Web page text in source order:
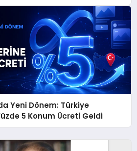
Yeni Dönem: Türkiye
5 Konum Ücreti Geldi